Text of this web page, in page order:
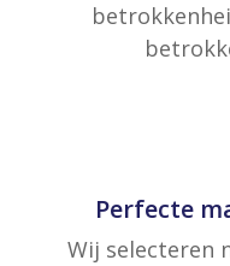
Perfecte
Wij selecteren